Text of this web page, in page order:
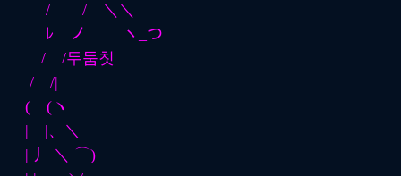
/ / ＼＼
ﾚ ノ ヽ_つ
/ /두둠칫
/ /|
( (ヽ
| |、＼
| 丿 ＼ ⌒)